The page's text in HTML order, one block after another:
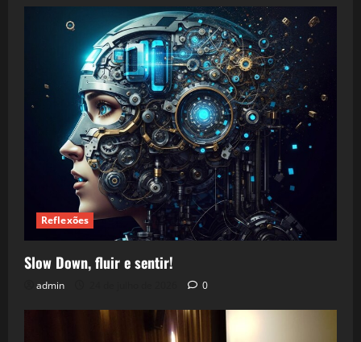
Reflexões
Slow Down, fluir e sentir!
admin 0